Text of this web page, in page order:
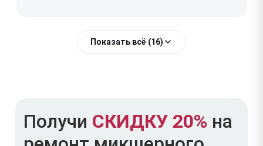
Показать всё (16)
Получи СКИДКУ 20% на